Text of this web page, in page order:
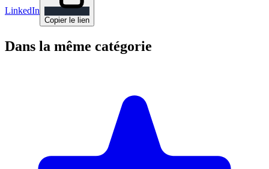
LinkedIn
Copier le lien
Dans la même catégorie